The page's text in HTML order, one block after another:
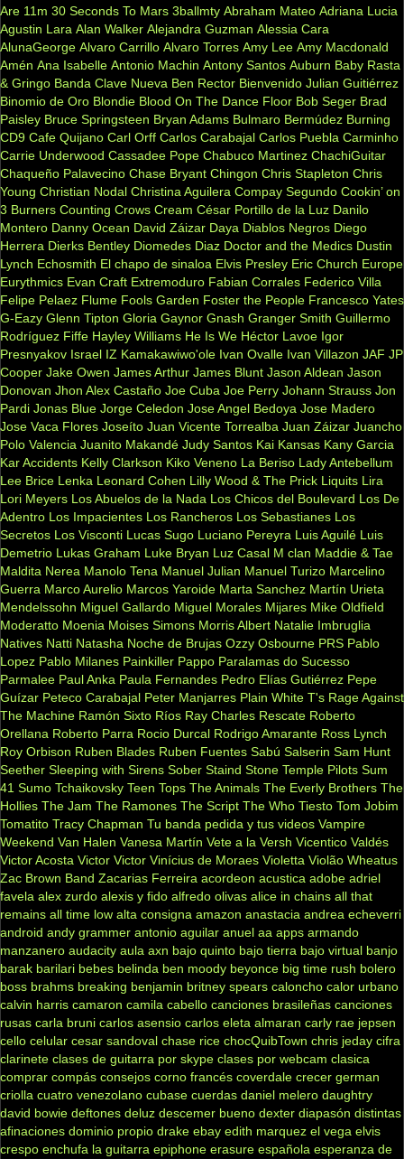
Are 11m 30 Seconds To Mars 3ballmty Abraham Mateo Adriana Lucia
Agustin Lara Alan Walker Alejandra Guzman Alessia Cara
AlunaGeorge Alvaro Carrillo Alvaro Torres Amy Lee Amy Macdonald
Amén Ana Isabelle Antonio Machin Antony Santos Auburn Baby Rasta
& Gringo Banda Clave Nueva Ben Rector Bienvenido Julian Guitiérrez
Binomio de Oro Blondie Blood On The Dance Floor Bob Seger Brad
Paisley Bruce Springsteen Bryan Adams Bulmaro Bermúdez Burning
CD9 Cafe Quijano Carl Orff Carlos Carabajal Carlos Puebla Carminho
Carrie Underwood Cassadee Pope Chabuco Martinez ChachiGuitar
Chaqueño Palavecino Chase Bryant Chingon Chris Stapleton Chris
Young Christian Nodal Christina Aguilera Compay Segundo Cookin’ on
3 Burners Counting Crows Cream César Portillo de la Luz Danilo
Montero Danny Ocean David Záizar Daya Diablos Negros Diego
Herrera Dierks Bentley Diomedes Diaz Doctor and the Medics Dustin
Lynch Echosmith El chapo de sinaloa Elvis Presley Eric Church Europe
Eurythmics Evan Craft Extremoduro Fabian Corrales Federico Villa
Felipe Pelaez Flume Fools Garden Foster the People Francesco Yates
G-Eazy Glenn Tipton Gloria Gaynor Gnash Granger Smith Guillermo
Rodríguez Fiffe Hayley Williams He Is We Héctor Lavoe Igor
Presnyakov Israel IZ Kamakawiwo'ole Ivan Ovalle Ivan Villazon JAF JP
Cooper Jake Owen James Arthur James Blunt Jason Aldean Jason
Donovan Jhon Alex Castaño Joe Cuba Joe Perry Johann Strauss Jon
Pardi Jonas Blue Jorge Celedon Jose Angel Bedoya Jose Madero
Jose Vaca Flores Joseíto Juan Vicente Torrealba Juan Záizar Juancho
Polo Valencia Juanito Makandé Judy Santos Kai Kansas Kany Garcia
Kar Accidents Kelly Clarkson Kiko Veneno La Beriso Lady Antebellum
Lee Brice Lenka Leonard Cohen Lilly Wood & The Prick Liquits Lira
Lori Meyers Los Abuelos de la Nada Los Chicos del Boulevard Los De
Adentro Los Impacientes Los Rancheros Los Sebastianes Los
Secretos Los Visconti Lucas Sugo Luciano Pereyra Luis Aguilé Luis
Demetrio Lukas Graham Luke Bryan Luz Casal M clan Maddie & Tae
Maldita Nerea Manolo Tena Manuel Julian Manuel Turizo Marcelino
Guerra Marco Aurelio Marcos Yaroide Marta Sanchez Martín Urieta
Mendelssohn Miguel Gallardo Miguel Morales Mijares Mike Oldfield
Moderatto Moenia Moises Simons Morris Albert Natalie Imbruglia
Natives Natti Natasha Noche de Brujas Ozzy Osbourne PRS Pablo
Lopez Pablo Milanes Painkiller Pappo Paralamas do Sucesso
Parmalee Paul Anka Paula Fernandes Pedro Elías Gutiérrez Pepe
Guízar Peteco Carabajal Peter Manjarres Plain White T's Rage Against
The Machine Ramón Sixto Ríos Ray Charles Rescate Roberto
Orellana Roberto Parra Rocio Durcal Rodrigo Amarante Ross Lynch
Roy Orbison Ruben Blades Ruben Fuentes Sabú Salserin Sam Hunt
Seether Sleeping with Sirens Sober Staind Stone Temple Pilots Sum
41 Sumo Tchaikovsky Teen Tops The Animals The Everly Brothers The
Hollies The Jam The Ramones The Script The Who Tiesto Tom Jobim
Tomatito Tracy Chapman Tu banda pedida y tus videos Vampire
Weekend Van Halen Vanesa Martín Vete a la Versh Vicentico Valdés
Victor Acosta Victor Victor Vinícius de Moraes Violetta Violão Wheatus
Zac Brown Band Zacarias Ferreira acordeon acustica adobe adriel
favela alex zurdo alexis y fido alfredo olivas alice in chains all that
remains all time low alta consigna amazon anastacia andrea echeverri
android andy grammer antonio aguilar anuel aa apps armando
manzanero audacity aula axn bajo quinto bajo tierra bajo virtual banjo
barak barilari bebes belinda ben moody beyonce big time rush bolero
boss brahms breaking benjamin britney spears caloncho calor urbano
calvin harris camaron camila cabello canciones brasileñas canciones
rusas carla bruni carlos asensio carlos eleta almaran carly rae jepsen
cello celular cesar sandoval chase rice chocQuibTown chris jeday cifra
clarinete clases de guitarra por skype clases por webcam clasica
comprar compás consejos corno francés coverdale crecer german
criolla cuatro venezolano cubase cuerdas daniel melero daughtry
david bowie deftones deluz descemer bueno dexter diapasón distintas
afinaciones dominio propio drake ebay edith marquez el vega elvis
crespo enchufa la guitarra epiphone erasure española esperanza de